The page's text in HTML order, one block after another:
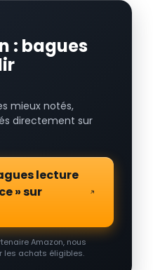
: bagues
mieux notés,
directement sur
lecture
» sur
Amazon, nous
les achats éligibles.